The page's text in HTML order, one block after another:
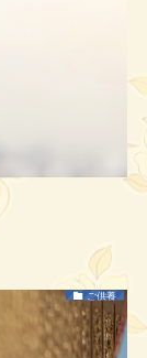
ご供養